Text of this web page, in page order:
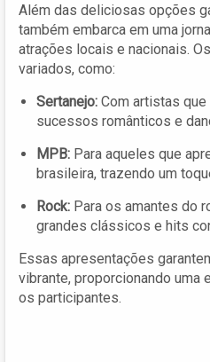
Além das deliciosas opções
também embarca em uma
atrações locais e nacionais.
variados, como:
Sertanejo: Com artistas que
sucessos românticos e
MPB: Para aqueles que
brasileira, trazendo um
Rock: Para os amantes do
grandes clássicos e hits
Essas apresentações
vibrante, proporcionando uma
os participantes.